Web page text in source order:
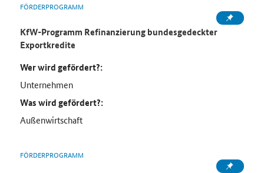
FÖRDERPROGRAMM
KfW-Programm Refinanzierung bundesgedeckter
Exportkredite
Wer wird gefördert?:
Unternehmen
Was wird gefördert?:
Außenwirtschaft
FÖRDERPROGRAMM